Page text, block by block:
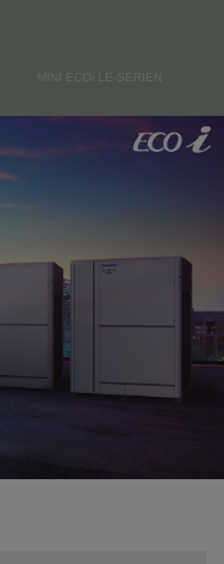
MINI ECOi LE-SERIEN